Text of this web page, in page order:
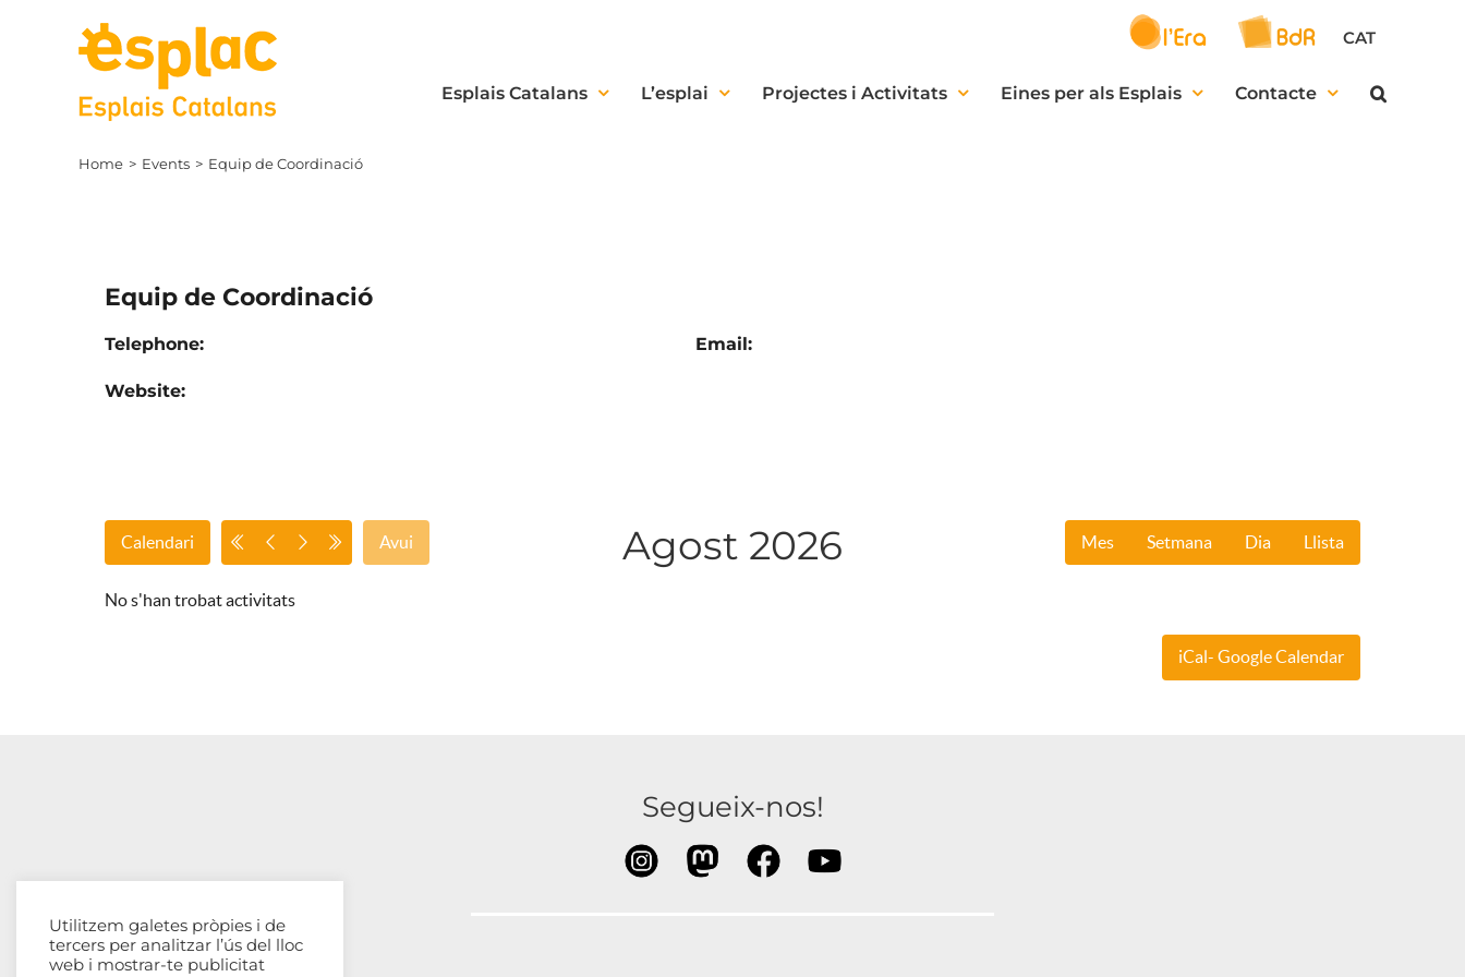
CAT
Esplais Catalans L’esplai Projectes i Activitats Eines per als Esplais Contacte
Home Events Equip de Coordinació
Equip de Coordinació
Telephone Email
Website
Agost 2026
Calendari Avui Mes Setmana Dia Llista
No s'han trobat activitats
iCal- Google Calendar
Segueix-nos!
Utilitzem galetes pròpies i de
tercers per analitzar l’ús del lloc
web i mostrar-te publicitat